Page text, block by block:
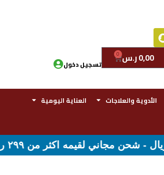
0,00ر.س 0
تسجيل دخول
الأدوية والعلاجات
العناية اليومية